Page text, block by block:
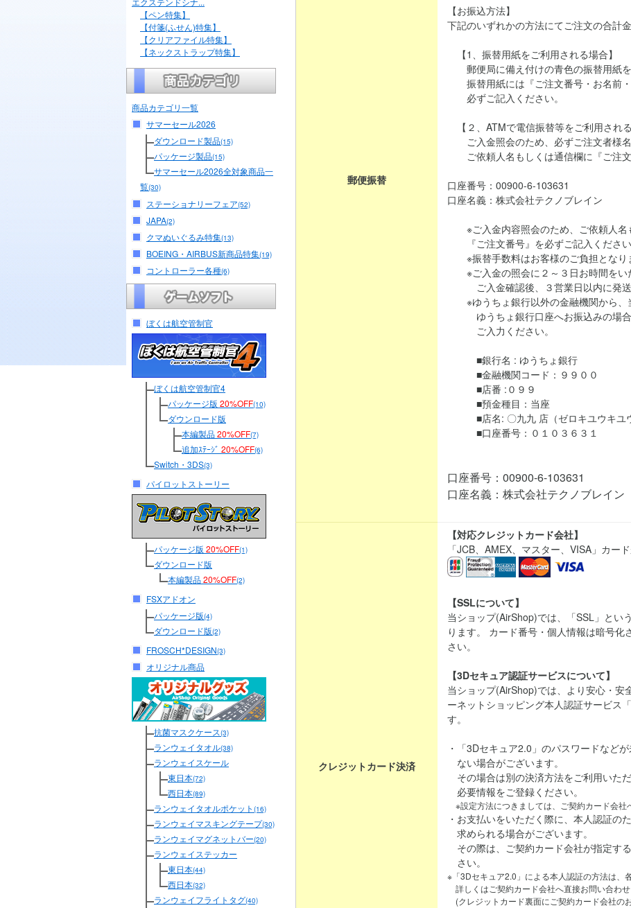
【ペン特集】
【付箋(ふせん)特集】
【クリアファイル特集】
【ネックストラップ特集】
商品カテゴリ一覧
サマーセール2026
ダウンロード製品(15)
パッケージ製品(15)
サマーセール2026全対象商品一
覧(30)
ステーショナリーフェア(52)
JAPA(2)
クマぬいぐるみ特集(13)
BOEING・AIRBUS新商品特集(19)
コントローラー各種(6)
ぼくは航空管制官
ぼくは航空管制官4
パッケージ版 20%OFF(10)
ダウンロード版
本編製品20%OFF(7)
追加ｽﾃｰｼﾞ 20%OFF(6)
Switch・3DS(3)
パイロットストーリー
パッケージ版 20%OFF(1)
ダウンロード版
本編製品20%OFF(2)
FSXアドオン
パッケージ版(4)
ダウンロード版(2)
FROSCH*DESIGN(3)
オリジナル商品
抗菌マスクケース(3)
ランウェイタオル(38)
ランウェイスケール
東日本(72)
西日本(89)
ランウェイタオルポケット (16)
ランウェイマスキングテープ(30)
ランウェイマグネットバー(20)
ランウェイステッカー
東日本(44)
西日本(32)
ランウェイフライトタグ(40)
郵便振替
【お振込方法】
下記のいずれかの方法にてご注文の合計
【1、振替用紙をご利用される場合】
郵便局に備え付けの青色の振替用紙を
振替用紙には『ご注文番号・お名前
必ずご記入ください。
【２、ATMで電信振替等をご利用される
ご入金照会のため、必ずご注文者様名
ご依頼人名もしくは通信欄に『ご注文
口座番号：00900-6-103631
口座名義：株式会社テクノブレイン
※ご入金内容照会のため、ご依頼人名
『ご注文番号』を必ずご記入ください
※振替手数料はお客様のご負担となり
※ご入金の照会に２～３日お時間をい
ご入金確認後、３営業日以内に発送
※ゆうちょ銀行以外の金融機関から、
ゆうちょ銀行口座へお振込みの場合
ご入力ください。
■銀行名 : ゆうちょ銀行
■金融機関コード：９９００
■店番 :０９９
■預金種目：当座
■店名: 〇九九 店（ゼロキユウキユウ
■口座番号：０１０３６３１
口座番号：00900-6-103631
口座名義：株式会社テクノブレイン
クレジットカード決済
【対応クレジットカード会社】
「JCB、AMEX、マスター、VISA」カー
【SSLについて】
当ショップ(AirShop)では、「SSL」とい
ります。 カード番号・個人情報は暗号
さい。
【3Dセキュア認証サービスについて】
当ショップ(AirShop)では、より安心・安
ーネットショッピング本人認証サービス
す。
・「3Dセキュア2.0」のパスワードなど
ない場合がございます。
その場合は別の決済方法をご利用いた
必要情報をご登録ください。
※設定方法につきましては、ご契約カード会社
・お支払いをいただく際に、本人認証の
求められる場合がございます。
その際は、ご契約カード会社が指定す
さい。
※「3Dセキュア2.0」による本人認証の方法は、
詳しくはご契約カード会社へ直接お問い合わせ
(クレジットカード裏面にご契約カード会社の